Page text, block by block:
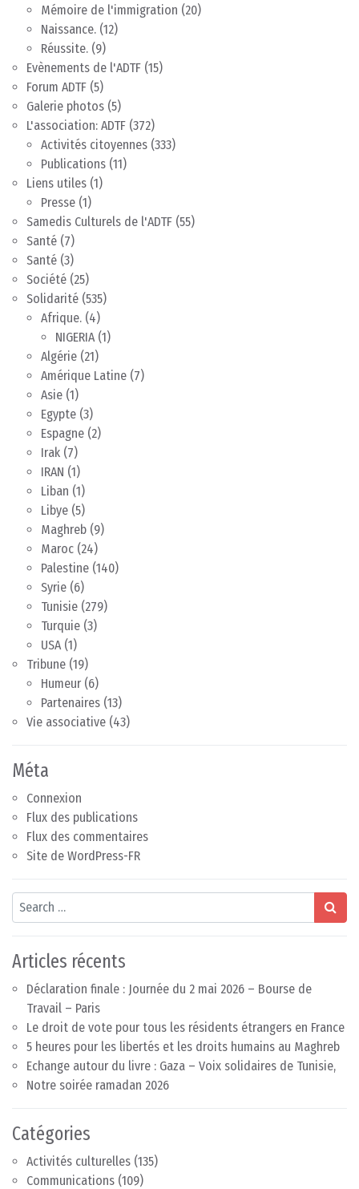
Mémoire de l'immigration (20)
Naissance. (12)
Réussite. (9)
Evènements de l'ADTF (15)
Forum ADTF (5)
Galerie photos (5)
L'association: ADTF (372)
Activités citoyennes (333)
Publications (11)
Liens utiles (1)
Presse (1)
Samedis Culturels de l'ADTF (55)
Santé (7)
Santé (3)
Société (25)
Solidarité (535)
Afrique. (4)
NIGERIA(1)
Algérie (21)
Amérique Latine (7)
Asie (1)
Egypte (3)
Espagne (2)
Irak (7)
IRAN (1)
Liban (1)
Libye (5)
Maghreb (9)
Maroc (24)
Palestine (140)
Syrie (6)
Tunisie (279)
Turquie (3)
USA(1)
Tribune (19)
Humeur (6)
Partenaires (13)
Vie associative (43)
Méta
Connexion
Flux des publications
Flux des commentaires
Site de WordPress-FR
Search
Articles récents
Déclaration finale : Journée du 2 mai 2026 – Bourse de
Travail – Paris
Le droit de vote pour tous les résidents étrangers en France
5 heures pour les libertés et les droits humains au Maghreb
Echange autour du livre : Gaza – Voix solidaires de Tunisie,
Notre soirée ramadan 2026
Catégories
Activités culturelles (135)
Communications (109)